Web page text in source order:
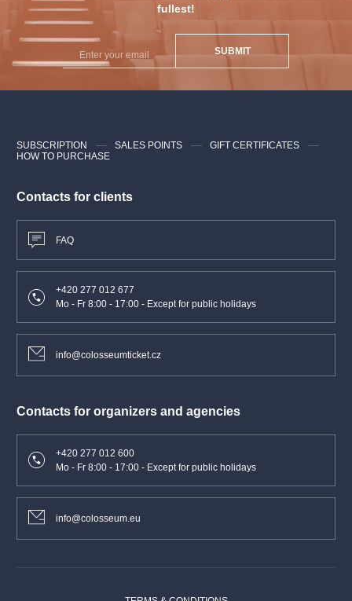
fullest!
SUBMIT
Contacts for clients
FAQ
+420 277 012 677
Mo - Fr 8:00 - 17:00 - Except for public holidays
info@colosseumticket.cz
Contacts for organizers and agencies
+420 277 012 600
Mo - Fr 8:00 - 17:00 - Except for public holidays
info@colosseum.eu
SUBSCRIPTION SALES POINTS
GIFT CERTIFICATES
HOW TO PURCHASE